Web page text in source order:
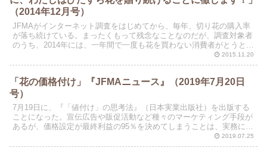
（2014年12月号）
JFMAがインターネット調査をはじめてから、毎年、切り花の購入率
が落ち続けている。まったくもって残念なことなのだが、調査対象者
のうち、2014年には、一年間で一度も花を買わない消費者がとうとう
2015.11.20
「花の価格付け」『JFMAニュース』（2019年7月20日
号）
7月19日に、『「値付け」の思考法』（日本実業出版社）を出版する
ことになった。宣伝広告や販促活動など種々のマーケティング手段が
あるが、価格設定が最終利益の95％を決めてしまうことは、実務に長
2019.07.25